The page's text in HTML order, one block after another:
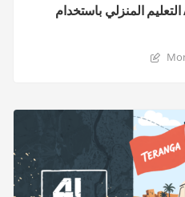
كيف تدعم ARK ACADEMY التعليم المنزلي باستخدام